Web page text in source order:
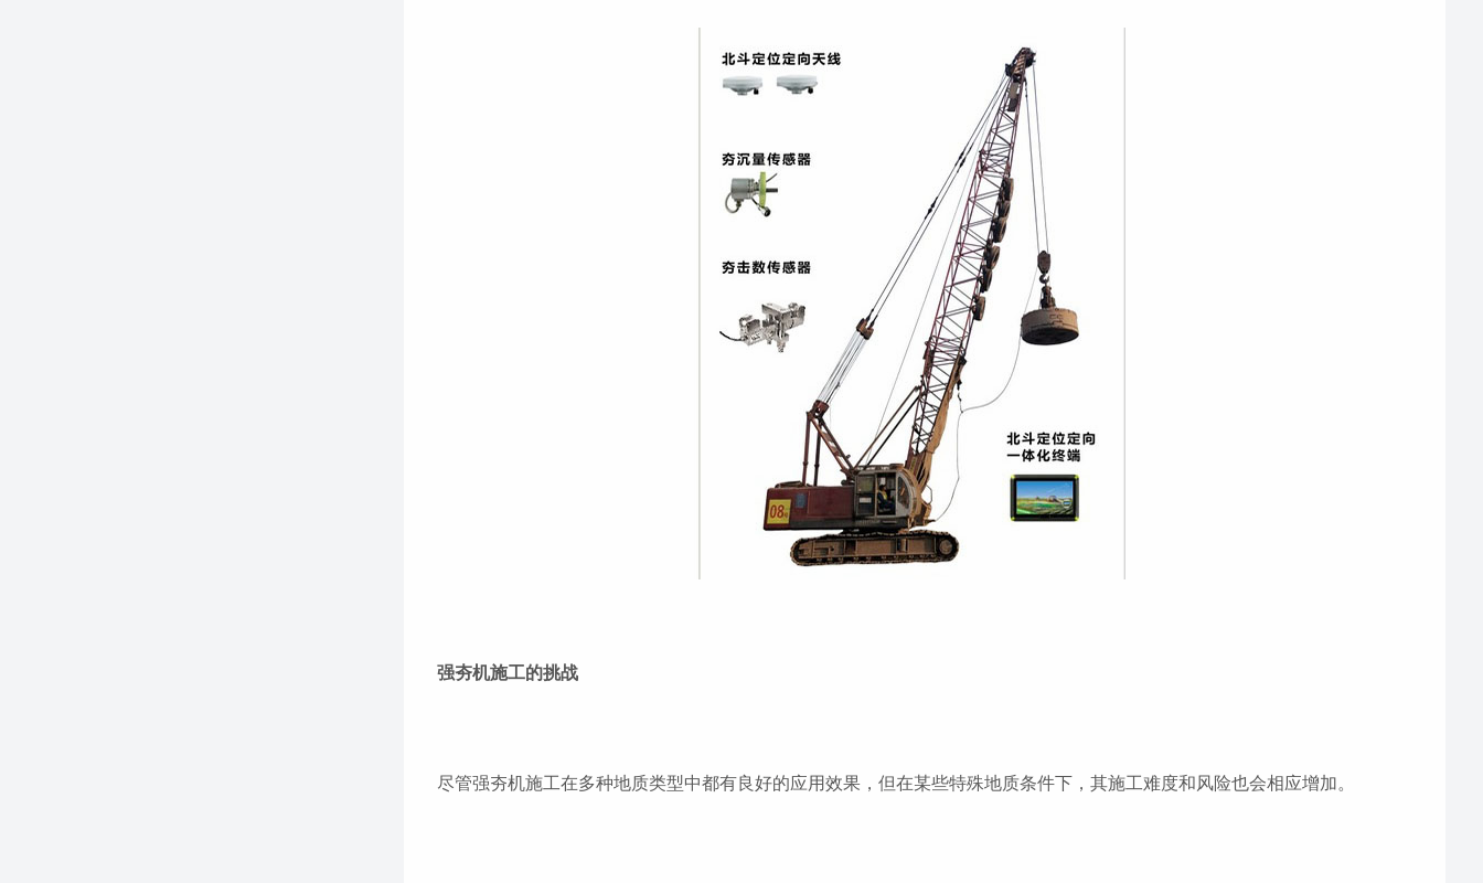
强夯机施工的挑战
尽管强夯机施工在多种地质类型中都有良好的应用效果，但在某些特殊地质条件下，其施工难度和风险也会相应增加。